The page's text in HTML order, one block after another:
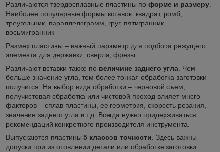
Различаются твердосплавные пластины по форме и размеру
Наиболее популярные формы вставок: квадрат, ромб,
треугольник, параллелограмм, круг, пятигранник,
восьмигранник.
Размер пластины – важный параметр для подбора режущего
элемента для державки, сверла, фрезы.
Различают вставки также по величине заднего угла . Чем
больше значение угла, тем более тонкая обработка заготовки
получится. На выбор вида обработки – черновой съем,
получистовая обработка или чистовой проход влияет много
факторов – сплав пластины, ее геометрия, скорость резания,
значение заднего угла и т.д. Всегда нужно придерживаться
рекомендаций конкретного производителя инструмента.
Выпускаются пластины 5 классов точности . Здесь важны
допуски при изготовлении детали или обработке заготовки.